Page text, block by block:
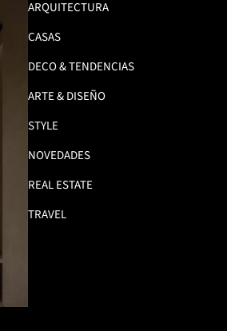
ARQUITECTURA
CASAS
DECO & TENDENCIAS
ARTE & DISEÑO
STYLE
NOVEDADES
REAL ESTATE
TRAVEL